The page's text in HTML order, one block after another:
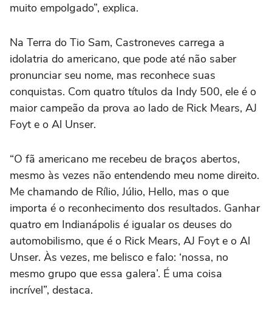
muito empolgado”, explica.
Na Terra do Tio Sam, Castroneves carrega a
idolatria do americano, que pode até não saber
pronunciar seu nome, mas reconhece suas
conquistas. Com quatro títulos da Indy 500, ele é o
maior campeão da prova ao lado de Rick Mears, AJ
Foyt e o Al Unser.
“O fã americano me recebeu de braços abertos,
mesmo às vezes não entendendo meu nome direito.
Me chamando de Rílio, Júlio, Hello, mas o que
importa é o reconhecimento dos resultados. Ganhar
quatro em Indianápolis é igualar os deuses do
automobilismo, que é o Rick Mears, AJ Foyt e o Al
Unser. Às vezes, me belisco e falo: ‘nossa, no
mesmo grupo que essa galera’. É uma coisa
incrível”, destaca.